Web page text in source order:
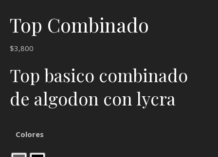
Top Combinado
$3,800
Top basico combinado
de algodon con lycra
Colores